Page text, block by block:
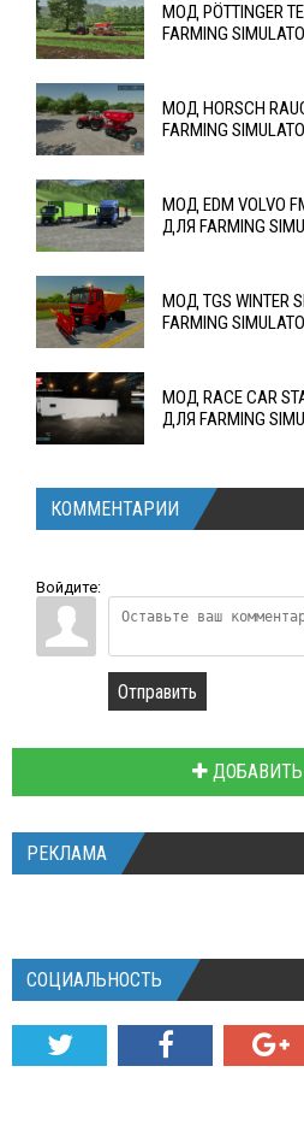
МОД PÖTTINGER
FARMING
МОД HORSCH
FARMING
МОД EDM VOLVO
ДЛЯ FARMING
МОД TGS WINTER
FARMING
МОД RACE CAR
ДЛЯ FARMING
КОММЕНТАРИИ
Войдите:
Отправить
РЕКЛАМА
СОЦИАЛЬНОСТЬ